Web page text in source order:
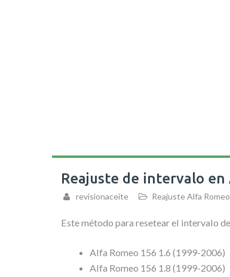
Reajuste de intervalo en
revisionaceite Reajuste Alfa Romeo
Este método para resetear el intervalo
Alfa Romeo 156 1.6 (1999-2006)
Alfa Romeo 156 1.8 (1999-2006)